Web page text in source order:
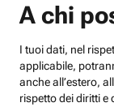
A chi
I tuoi dati, nel
applicabile,
anche all’estero,
rispetto dei diritti e